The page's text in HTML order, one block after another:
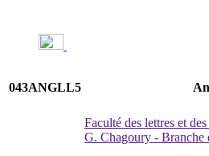
043ANGLL5
Faculté des lettres et
G. Chagoury -